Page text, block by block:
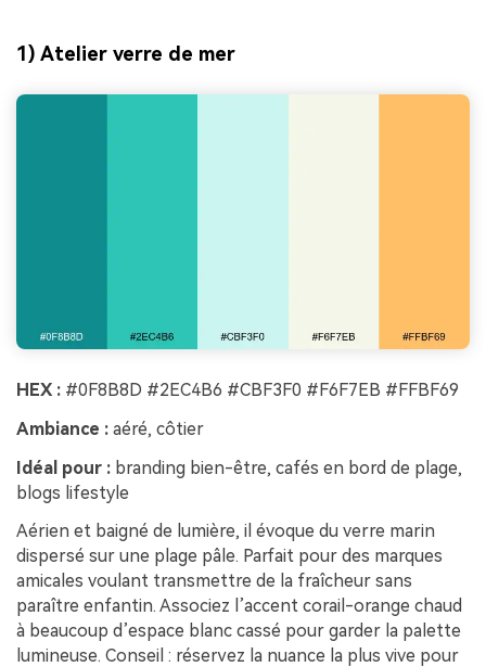
1) Atelier verre de mer
HEX : #0F8B8D #2EC4B6 #CBF3F0 #F6F7EB #FFBF69
Ambiance : aéré, côtier
Idéal pour : branding bien-être, cafés en bord de plage,
blogs lifestyle
Aérien et baigné de lumière, il évoque du verre marin
dispersé sur une plage pâle. Parfait pour des marques
amicales voulant transmettre de la fraîcheur sans
paraître enfantin. Associez l’accent corail-orange chaud
à beaucoup d’espace blanc cassé pour garder la palette
lumineuse. Conseil : réservez la nuance la plus vive pour